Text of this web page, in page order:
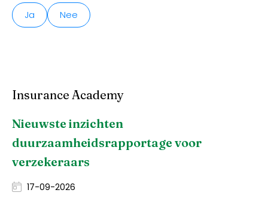
Ja Nee
Insurance Academy
Nieuwste inzichten
duurzaamheidsrapportage voor
verzekeraars
17-09-2026